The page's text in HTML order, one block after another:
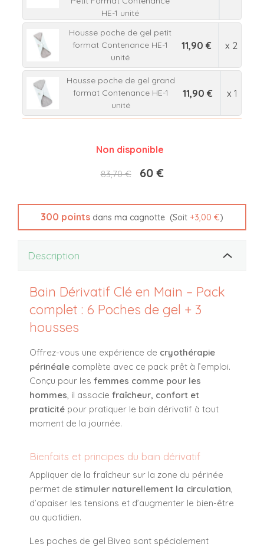
HE-1 unité
Housse poche de gel petit
format Contenance HE-1
unité
11,90 € x 2
Housse poche de gel grand
format Contenance HE-1
unité
11,90 € x 1
Non disponible
83,70 € 60 €
300 points dans ma cagnotte (Soit +3,00 €)
Description
Bain Dérivatif Clé en Main – Pack
complet : 6 Poches de gel + 3
housses
Offrez-vous une expérience de cryothérapie
périnéale complète avec ce pack prêt à l’emploi.
Conçu pour les femmes comme pour les
hommes, il associe fraîcheur, confort et
praticité pour pratiquer le bain dérivatif à tout
moment de la journée.
Bienfaits et principes du bain dérivatif
Appliquer de la fraîcheur sur la zone du périnée
permet de stimuler naturellement la circulation,
d’apaiser les tensions et d’augmenter le bien-être
au quotidien.
Les poches de gel Bivea sont spécialement